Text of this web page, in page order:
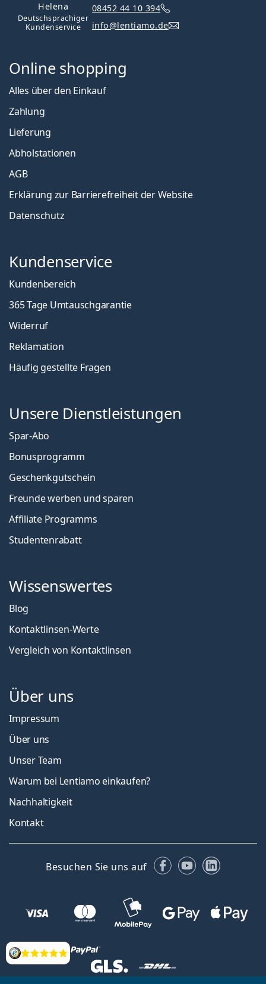
Bewertung
Helena
Deutschsprachiger
Kundenservice
08452 44 10 394
info@lentiamo.de
Online shopping
Alles über den Einkauf
Zahlung
Lieferung
Abholstationen
AGB
Erklärung zur Barrierefreiheit der Website
Datenschutz
Kundenservice
Kundenbereich
365 Tage Umtauschgarantie
Widerruf
Reklamation
Häufig gestellte Fragen
Unsere Dienstleistungen
Spar-Abo
Bonusprogramm
Geschenkgutschein
Freunde werben und sparen
Affiliate Programms
Studentenrabatt
Wissenswertes
Blog
Kontaktlinsen-Werte
Vergleich von Kontaktlinsen
Über uns
Impressum
Über uns
Unser Team
Warum bei Lentiamo einkaufen?
Nachhaltigkeit
Kontakt
Besuchen Sie uns auf Facebook
YouTubeLinkedIn